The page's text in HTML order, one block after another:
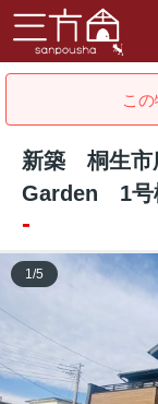
こ
新築 桐生
Garden 1号
-
1/5